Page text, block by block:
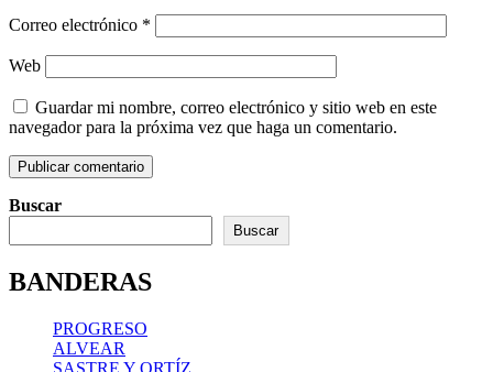
Correo electrónico *
Web
Guardar mi nombre, correo electrónico y sitio web en este
navegador para la próxima vez que haga un comentario.
Buscar
Buscar
BANDERAS
PROGRESO
ALVEAR
SASTRE Y ORTÍZ